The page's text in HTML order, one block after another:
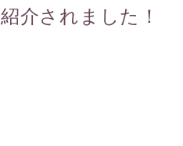
介されました！